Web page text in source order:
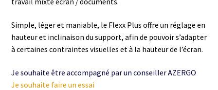
Simple, léger et maniable, le Flexx Plus offre un réglage en
hauteur et inclinaison du support, afin de pouvoir s’adapter
à certaines contraintes visuelles et à la hauteur de l’écran.
Je souhaite être accompagné par un conseiller AZERGO
Je souhaite faire un essai